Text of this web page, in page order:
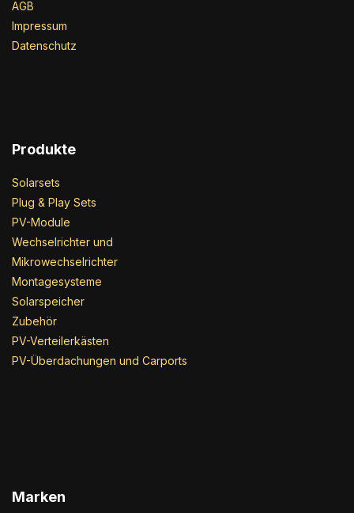
AGB
Impressum
Datenschutz
Produkte
Solarsets
Plug & Play Sets
PV-Module
Wechselrichter und
Mikrowechselrichter
Montagesysteme
Solarspeicher
Zubehör
PV-Verteilerkästen
PV-Überdachungen und Carports
Marken